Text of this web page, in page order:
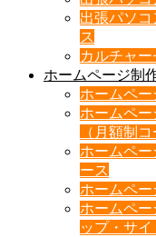
出張パソ
ス
カルチャ
ホームページ制
ホームペ
ホームペ
（月額制コ
ホームペ
ース
ホームペ
ホームペ
ップ・サイ